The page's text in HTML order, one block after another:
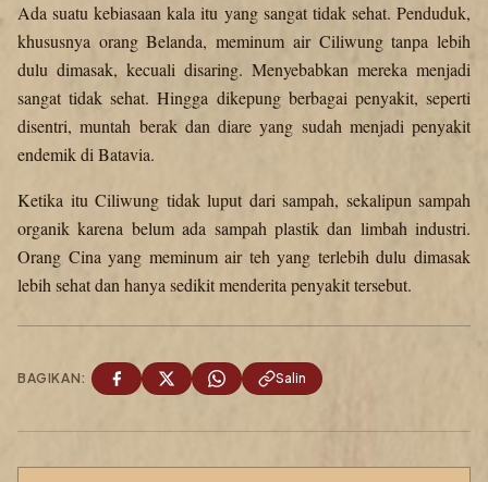
Ada suatu kebiasaan kala itu yang sangat tidak sehat. Penduduk,
khususnya orang Belanda, meminum air Ciliwung tanpa lebih
dulu dimasak, kecuali disaring. Menyebabkan mereka menjadi
sangat tidak sehat. Hingga dikepung berbagai penyakit, seperti
disentri, muntah berak dan diare yang sudah menjadi penyakit
endemik di Batavia.
Ketika itu Ciliwung tidak luput dari sampah, sekalipun sampah
organik karena belum ada sampah plastik dan limbah industri.
Orang Cina yang meminum air teh yang terlebih dulu dimasak
lebih sehat dan hanya sedikit menderita penyakit tersebut.
BAGIKAN: Salin